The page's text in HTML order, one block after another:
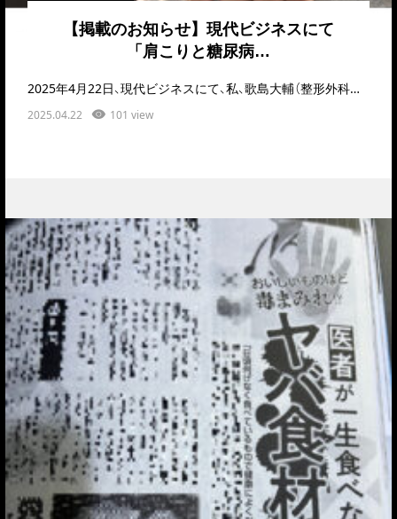
【掲載のお知らせ】現代ビジネスにて
「肩こりと糖尿病…
2025年4月22日、現代ビジネスにて、私、歌島大輔（整形外科医／日本整形外科学会認定スポーツ医）の…
2025.04.22 101 view